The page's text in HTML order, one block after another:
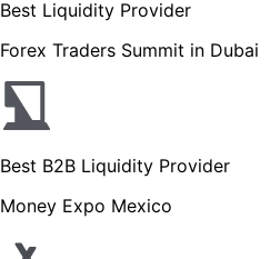
Best Liquidity Provider
Forex Traders Summit in Dubai
Best B2B Liquidity Provider
Money Expo Mexico